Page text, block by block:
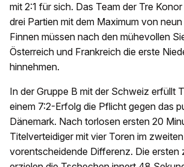
mit 2:1 für sich. Das Team der Tre
drei Partien mit dem Maximum von
Finnen müssen nach den mühevollen
Österreich und Frankreich die erste
hinnehmen.
In der Gruppe B mit der Schweiz erfüllt
einem 7:2-Erfolg die Pflicht gegen das
Dänemark. Nach torlosen ersten 20
Titelverteidiger mit vier Toren im
vorentscheidende Differenz. Die ersten